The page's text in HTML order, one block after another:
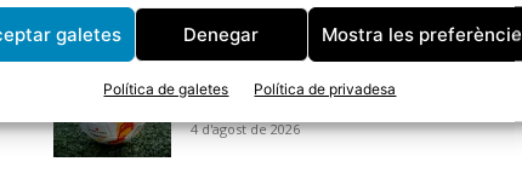
galetes Denegar Mostra les
Política de galetes Política de privadesa
El CF Tordera s’enfrontarà al CE
la Copa Catalunya
4 d'agost de 2026